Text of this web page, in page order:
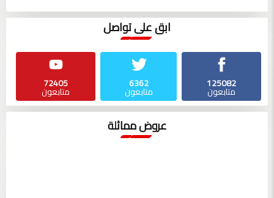
ابق على تواصل
125082
متابعون
6362
متابعون
72405
متابعون
عروض مماثلة